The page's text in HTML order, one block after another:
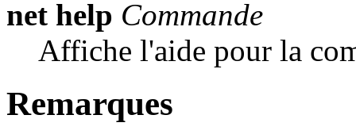
net help Commande
Affiche l'aide pour la
Remarques